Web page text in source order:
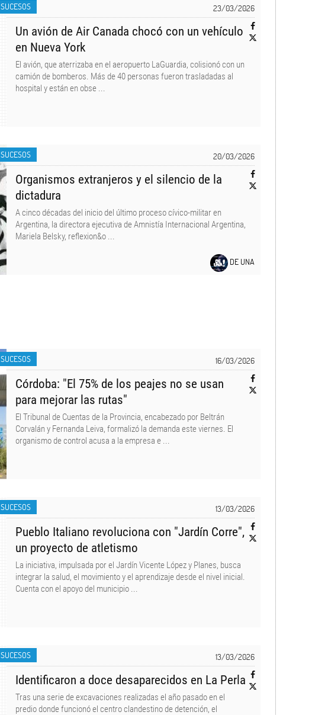
23/03/2026
SUCESOS
Un avión de Air Canada chocó con un vehículo
en Nueva York
El avión, que aterrizaba en el aeropuerto LaGuardia, colisionó con un
camión de bomberos. Más de 40 personas fueron trasladadas al
hospital y están en obse ...
20/03/2026
SUCESOS
Organismos extranjeros y el silencio de la
dictadura
A cinco décadas del inicio del último proceso cívico-militar en
Argentina, la directora ejecutiva de Amnistía Internacional Argentina,
Mariela Belsky, reflexion&o ...
DE UNA
16/03/2026
SUCESOS
Córdoba: "El 75% de los peajes no se usan
para mejorar las rutas"
El Tribunal de Cuentas de la Provincia, encabezado por Beltrán
Corvalán y Fernanda Leiva, formalizó la demanda este viernes. El
organismo de control acusa a la empresa e ...
13/03/2026
SUCESOS
Pueblo Italiano revoluciona con "Jardín Corre",
un proyecto de atletismo
La iniciativa, impulsada por el Jardín Vicente López y Planes, busca
integrar la salud, el movimiento y el aprendizaje desde el nivel inicial.
Cuenta con el apoyo del municipio ...
13/03/2026
SUCESOS
Identificaron a doce desaparecidos en La Perla
Tras una serie de excavaciones realizadas el año pasado en el
predio donde funcionó el centro clandestino de detención, el